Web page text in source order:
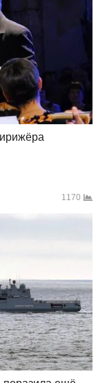
1170